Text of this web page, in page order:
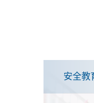
安全教